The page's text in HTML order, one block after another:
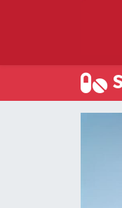
Süper Lig
Son Dakika